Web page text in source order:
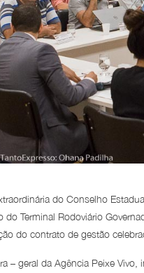
do Conselho
do Terminal Rodoviário
do contrato de gestão
– geral da Agência Peixe